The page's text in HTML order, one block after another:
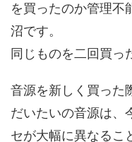
を買ったのか管理不
沼です。
同じものを二回買っ
音源を新しく買った
だいたいの音源は、
セが大幅に異なるこ